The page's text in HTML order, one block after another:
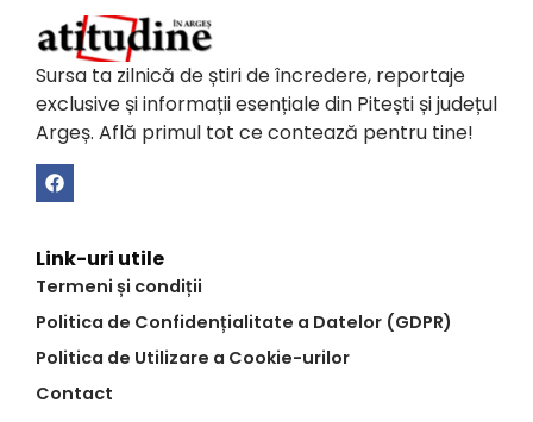
Sursa ta zilnică de știri de încredere, reportaje
exclusive și informații esențiale din Pitești și județul
Argeș. Află primul tot ce contează pentru tine!
Link-uri utile
Termeni și condiții
Politica de Confidențialitate a Datelor (GDPR)
Politica de Utilizare a Cookie-urilor
Contact